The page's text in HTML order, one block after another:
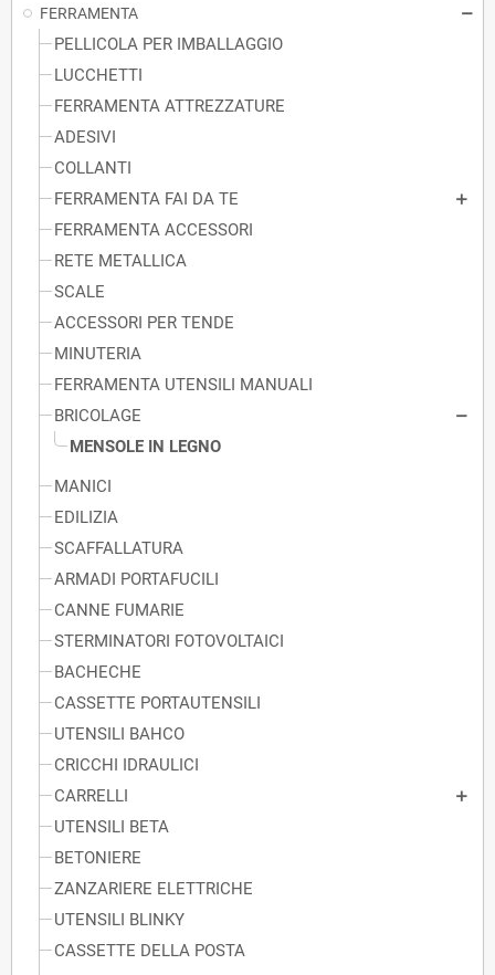
FERRAMENTA
PELLICOLA PER IMBALLAGGIO
LUCCHETTI
FERRAMENTA ATTREZZATURE
ADESIVI
COLLANTI
FERRAMENTA FAI DA TE
FERRAMENTA ACCESSORI
RETE METALLICA
SCALE
ACCESSORI PER TENDE
MINUTERIA
FERRAMENTA UTENSILI MANUALI
BRICOLAGE
MENSOLE IN LEGNO
MANICI
EDILIZIA
SCAFFALLATURA
ARMADI PORTAFUCILI
CANNE FUMARIE
STERMINATORI FOTOVOLTAICI
BACHECHE
CASSETTE PORTAUTENSILI
UTENSILI BAHCO
CRICCHI IDRAULICI
CARRELLI
UTENSILI BETA
BETONIERE
ZANZARIERE ELETTRICHE
UTENSILI BLINKY
CASSETTE DELLA POSTA